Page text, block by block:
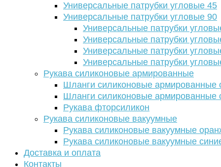
Универсальные патрубки угловые 45
Универсальные патрубки угловые 90
Универсальные патрубки
Универсальные патрубки
Универсальные патрубки
Универсальные патрубки
Рукава силиконовые армированные
Шланги силиконовые армированные
Шланги силиконовые армированные
Рукава фторсиликон
Рукава силиконовые вакуумные
Рукава силиконовые вакуумные
Рукава силиконовые вакуумные
Доставка и оплата
Контакты